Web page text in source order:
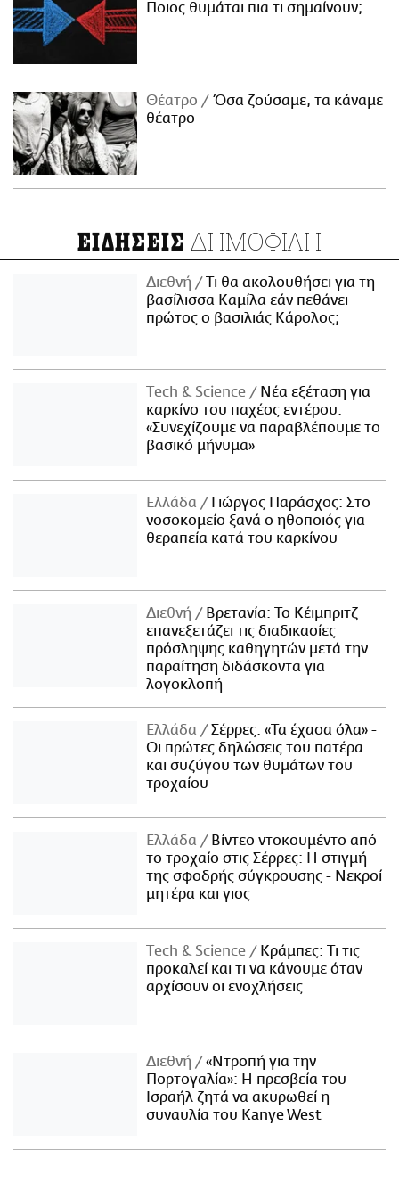
Ποιος θυμάται πια τι σημαίνουν;
Θέατρο
Όσα ζούσαμε, τα κάναμε
θέατρο
ΕΙΔΗΣΕΙΣ ΔΗΜΟΦΙΛΗ
Διεθνή
Τι θα ακολουθήσει για τη
βασίλισσα Καμίλα εάν πεθάνει
πρώτος ο βασιλιάς Κάρολος;
Τech & Science
Νέα εξέταση για
καρκίνο του παχέος εντέρου:
«Συνεχίζουμε να παραβλέπουμε το
βασικό μήνυμα»
Ελλάδα
Γιώργος Παράσχος: Στο
νοσοκομείο ξανά ο ηθοποιός για
θεραπεία κατά του καρκίνου
Διεθνή
Βρετανία: Το Κέιμπριτζ
επανεξετάζει τις διαδικασίες
πρόσληψης καθηγητών μετά την
παραίτηση διδάσκοντα για
λογοκλοπή
Ελλάδα
Σέρρες: «Τα έχασα όλα» -
Οι πρώτες δηλώσεις του πατέρα
και συζύγου των θυμάτων του
τροχαίου
Ελλάδα
Βίντεο ντοκουμέντο από
το τροχαίο στις Σέρρες: Η στιγμή
της σφοδρής σύγκρουσης - Νεκροί
μητέρα και γιος
Τech & Science
Κράμπες: Τι τις
προκαλεί και τι να κάνουμε όταν
αρχίσουν οι ενοχλήσεις
Διεθνή
«Ντροπή για την
Πορτογαλία»: Η πρεσβεία του
Ισραήλ ζητά να ακυρωθεί η
συναυλία του Kanye West